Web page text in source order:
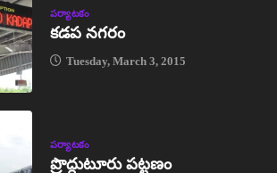
పర్యాటకం
కడప నగరం
Tuesday, March 3, 2015
పర్యాటకం
ప్రొద్దుటూరు పట్టణం